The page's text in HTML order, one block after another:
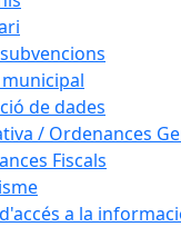
de dades
/ Ordenances
Fiscals
d'accés a la